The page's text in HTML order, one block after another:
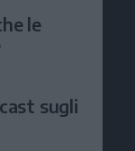
le
sugli